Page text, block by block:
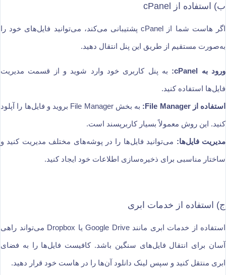
ب) استفاده از cPanel
اگر هاست شما از cPanel پشتیبانی می‌کند، می‌توانید فایل‌های خود را
به‌صورت مستقیم از طریق این پنل انتقال دهید.
ورود به cPanel: به پنل کاربری خود وارد شوید و از قسمت مدیریت
فایل‌ها استفاده کنید.
استفاده از File Manager: به بخش File Manager بروید و فایل‌ها را آپلود
کنید. این روش معمولاً بسیار کاربرپسند است.
مدیریت فایل‌ها: می‌توانید فایل‌ها را در پوشه‌های مختلف مدیریت کنید و
ساختار مناسبی برای ذخیره‌سازی اطلاعات خود ایجاد کنید.
ج) استفاده از خدمات ابری
استفاده از خدمات ابری مانند Google Drive یا Dropbox می‌تواند راهی
آسان برای انتقال فایل‌های سنگین باشد. کافیست فایل‌ها را به فضای
ابری منتقل کنید و سپس لینک دانلود آن‌ها را در هاست خود قرار دهید.